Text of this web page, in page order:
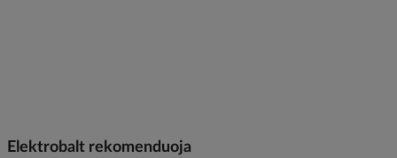
Elektrobalt rekomenduoja